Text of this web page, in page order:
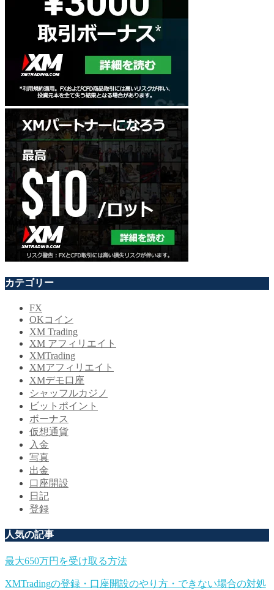
カテゴリー
FX
OKコイン
XM Trading
XM アフィリエイト
XMTrading
XMアフィリエイト
XMデモ口座
シャッフルカジノ
ビットポイント
ボーナス
仮想通貨
入金
写真
出金
口座開設
日記
登録
人気の記事
最大650万円を受け取る方法
XMTradingの登録・口座開設のやり方・できない場合の対処